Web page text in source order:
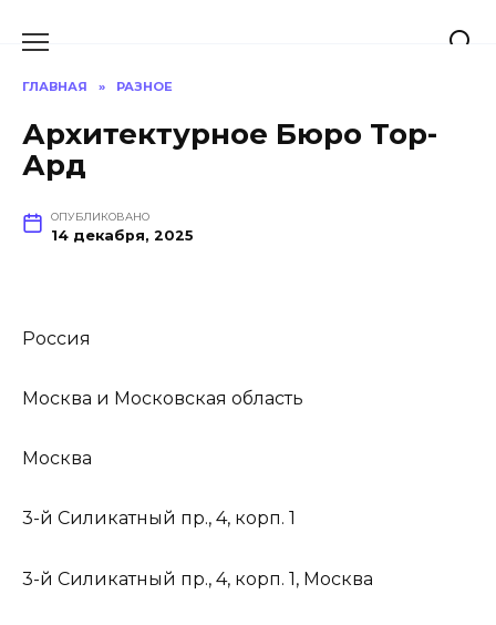
ГЛАВНАЯ » РАЗНОЕ
Архитектурное Бюро Тор-
Ард
ОПУБЛИКОВАНО
14 декабря, 2025
Россия
Москва и Московская область
Москва
3-й Силикатный пр., 4, корп. 1
3-й Силикатный пр., 4, корп. 1, Москва